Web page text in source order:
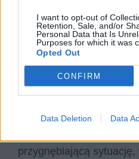
I want to opt-out of
Retention, Sale, and/or
Personal Data that Is
Purposes for which it was
Opted Out
CONFIRM
Data Deletion Data
Przywołana sytuacja
przedstawienie wad i
polskiej szlachty.
przywoływał pozytywne
sarmaci pokazali, że nie
przygnębiającą